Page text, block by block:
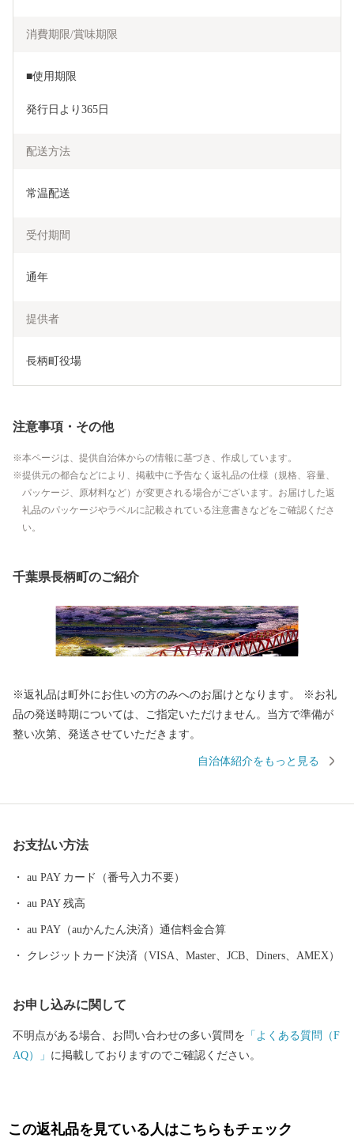
消費期限/賞味期限
■使用期限
発行日より365日
配送方法
常温配送
受付期間
通年
提供者
長柄町役場
注意事項・その他
本ページは、提供自治体からの情報に基づき、作成しています。
提供元の都合などにより、掲載中に予告なく返礼品の仕様（規格、容量、
パッケージ、原材料など）が変更される場合がございます。お届けした返
礼品のパッケージやラベルに記載されている注意書きなどをご確認くださ
い。
千葉県長柄町のご紹介
※返礼品は町外にお住いの方のみへのお届けとなります。 ※お礼
品の発送時期については、ご指定いただけません。当方で準備が
整い次第、発送させていただきます。
自治体紹介をもっと見る
お支払い方法
au PAY カード（番号入力不要）
au PAY 残高
au PAY（auかんたん決済）通信料金合算
クレジットカード決済（VISA、Master、JCB、Diners、AMEX）
お申し込みに関して
不明点がある場合、お問い合わせの多い質問を 「よくある質問（F
AQ）」 に掲載しておりますのでご確認ください。
この返礼品を見ている人はこちらもチェック